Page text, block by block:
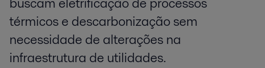
térmicos e descarbonização sem
necessidade de alterações na
infraestrutura de utilidades.